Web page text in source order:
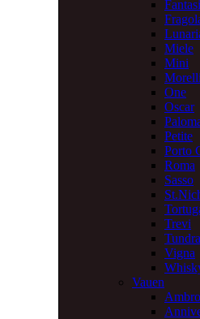
Miele
Mini
One
Oscar
Petite
Porto
Roma
Sasso
Trevi
Tundra
Vigna
Vauen